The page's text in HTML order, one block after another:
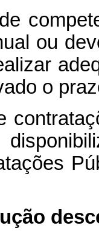
ou
o